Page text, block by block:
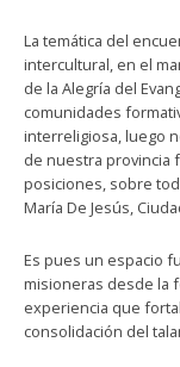
La temática del
intercultural, en el
de la Alegría del
comunidades
interreligiosa, luego
de nuestra provincia
posiciones, sobre
María De Jesús,
Es pues un espacio
misioneras desde la
experiencia que
consolidación del